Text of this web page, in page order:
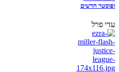
ופוסטר חדשים
עדי פרל